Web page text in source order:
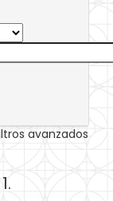
avanzados